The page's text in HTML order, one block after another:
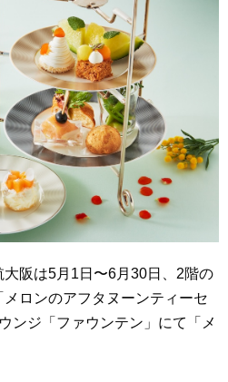
阪は5月1日〜6月30日、2階の
メロンのアフタヌーンティーセ
ンジ「ファウンテン」にて「メ